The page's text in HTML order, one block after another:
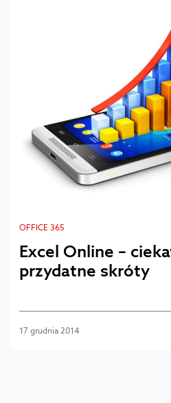
OFFICE 365
Excel Online –
przydatne skróty
17 grudnia 2014